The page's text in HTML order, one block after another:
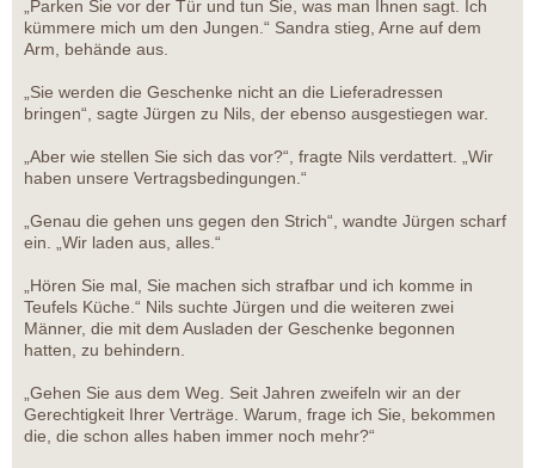
„Parken Sie vor der Tür und tun Sie, was man Ihnen sagt. Ich
kümmere mich um den Jungen.“ Sandra stieg, Arne auf dem
Arm, behände aus.
„Sie werden die Geschenke nicht an die Lieferadressen
bringen“, sagte Jürgen zu Nils, der ebenso ausgestiegen war.
„Aber wie stellen Sie sich das vor?“, fragte Nils verdattert. „Wir
haben unsere Vertragsbedingungen.“
„Genau die gehen uns gegen den Strich“, wandte Jürgen scharf
ein. „Wir laden aus, alles.“
„Hören Sie mal, Sie machen sich strafbar und ich komme in
Teufels Küche.“ Nils suchte Jürgen und die weiteren zwei
Männer, die mit dem Ausladen der Geschenke begonnen
hatten, zu behindern.
„Gehen Sie aus dem Weg. Seit Jahren zweifeln wir an der
Gerechtigkeit Ihrer Verträge. Warum, frage ich Sie, bekommen
die, die schon alles haben immer noch mehr?“